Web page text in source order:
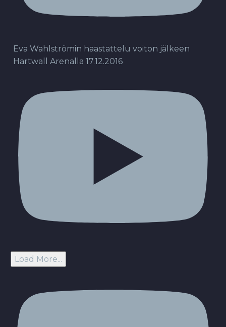
Eva Wahlströmin haastattelu voiton jälkeen
Hartwall Arenalla 17.12.2016
Load More...